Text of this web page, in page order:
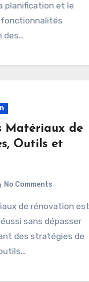
planification et le
fonctionnalités
des…
Matériaux de
Outils et
No Comments
sans dépasser
des stratégies de